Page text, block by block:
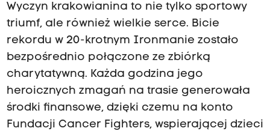
Wyczyn krakowianina to nie tylko sportowy
triumf, ale również wielkie serce. Bicie
rekordu w 20-krotnym Ironmanie zostało
bezpośrednio połączone ze zbiórką
charytatywną. Każda godzina jego
heroicznych zmagań na trasie generowała
środki finansowe, dzięki czemu na konto
Fundacji Cancer Fighters, wspierającej dzieci